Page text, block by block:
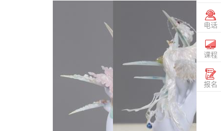
咨询
电话
020-
课程
查看
课程
SIGN
报名